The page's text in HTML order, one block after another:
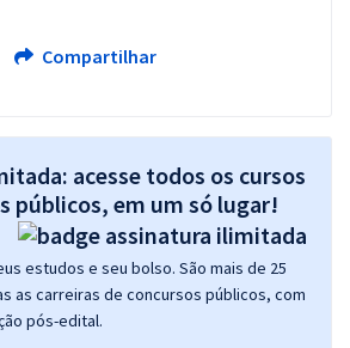
Compartilhar
acesse todos os cursos
públicos, em um só lugar!
estudos e seu bolso. São mais de 25
as carreiras de concursos públicos, com
pós-edital.